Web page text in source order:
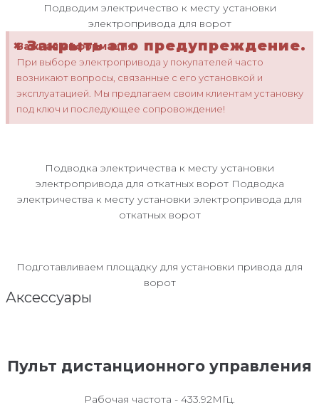
Подводим электричество к месту установки
электропривода для ворот
Важная информация
При выборе электропривода у покупателей часто
возникают вопросы, связанные с его установкой и
эксплуатацией. Мы предлагаем своим клиентам установку
под ключ и последующее сопровождение!
× Закрыть это предупреждение.
Подводка электричества к месту установки
электропривода для откатных ворот Подводка
электричества к месту установки электропривода для
откатных ворот
Подготавливаем площадку для установки привода для
ворот
Аксессуары
Пульт дистанционного управления
Рабочая частота - 433.92МГц.